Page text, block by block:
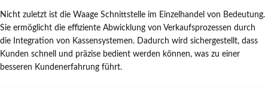
Nicht zuletzt ist die Waage Schnittstelle im Einzelhandel von Bedeutung.
Sie ermöglicht die effiziente Abwicklung von Verkaufsprozessen durch
die Integration von Kassensystemen. Dadurch wird sichergestellt, dass
Kunden schnell und präzise bedient werden können, was zu einer
besseren Kundenerfahrung führt.